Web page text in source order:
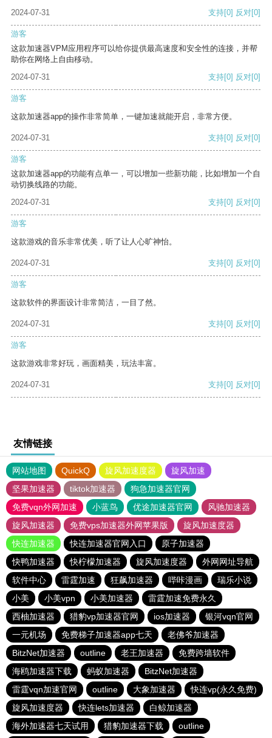
2024-07-31 支持[0] 反对[0]
游客
这款加速器VPM应用程序可以给你提供最高速度和安全性的连接，并帮
助你在网络上自由移动。
2024-07-31
支持[0] 反对[0]
游客
这款加速器app的操作非常简单，一键加速就能开启，非常方便。
2024-07-31 支持[0] 反对[0]
游客
这款加速器app的功能有点单一，可以增加一些新功能，比如增加一个自
动切换线路的功能。
2024-07-31
支持[0] 反对[0]
游客
这款游戏的音乐非常优美，听了让人心旷神怡。
2024-07-31 支持[0] 反对[0]
游客
这款软件的界面设计非常简洁，一目了然。
2024-07-31 支持[0] 反对[0]
游客
这款游戏非常好玩，画面精美，玩法丰富。
2024-07-31 支持[0] 反对[0]
友情链接
网站地图 QuickQ 旋风加速度器
旋风加速
坚果加速器
tiktok加速器
狗急加速器官网
免费vqn外网加速
小蓝鸟 优途加速器官网
风驰加速器
旋风加速器
免费vps加速器外网苹果版
旋风加速度器
快连加速器
快连加速器官网入口
原子加速器
快鸭加速器
快柠檬加速器 旋风加速度器
外网网址导航
软件中心
雷霆加速 狂飙加速器 哔咔漫画
瑞乐小说
小美
小美vpn 小美加速器
雷霆加速免费永久
西柚加速器
猎豹vp加速器官网 ios加速器
银河vqn官网
一元机场
免费梯子加速器app七天
老佛爷加速器
BitzNet加速器
outline 老王加速器
免费跨墙软件
海鸥加速器下载
蚂蚁加速器
BitzNet加速器
雷霆vqn加速官网
outline 大象加速器
快连vp(永久免费)
旋风加速度器
快连lets加速器
白鲸加速器
海外加速器七天试用
猎豹加速器下载 outline